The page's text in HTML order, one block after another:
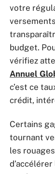
votre
budget.
vérifiez
Annuel
c’est ce
crédit,
Certains
tournant
les